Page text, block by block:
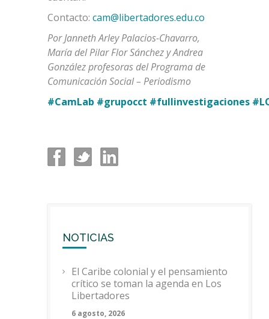
Contacto: cam@libertadores.edu.co
Por Janneth Arley Palacios-Chavarro,
María del Pilar Flor Sánchez y Andrea
González profesoras del Programa de
Comunicación Social – Periodismo
#CamLab #grupocct #fullinvestigaciones
NOTICIAS
El Caribe colonial y el pensamiento
crítico se toman la agenda en Los
Libertadores
6 agosto, 2026